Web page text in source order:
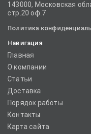
143000, Московская
стр.20 оф.7
Политика
Навигация
Главная
О компании
Статьи
Доставка
Порядок работы
Контакты
Карта сайта